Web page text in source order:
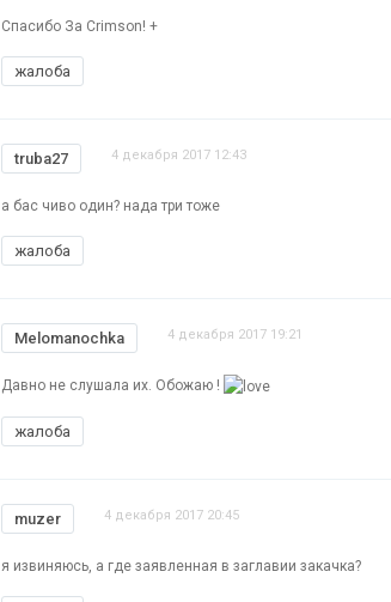
Спасибо За Crimson! +
жалоба
truba27 4 декабря 2017 12:43
а бас чиво один? нада три тоже
жалоба
Melomanochka 4 декабря 2017 19:21
Давно не слушала их. Обожаю !
жалоба
muzer 4 декабря 2017 20:45
я извиняюсь, а где заявленная в заглавии закачка?